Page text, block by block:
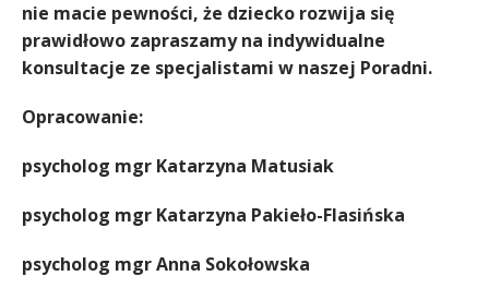
nie macie pewności, że dziecko rozwija się
prawidłowo zapraszamy na indywidualne
konsultacje ze specjalistami w naszej Poradni.
Opracowanie:
psycholog mgr Katarzyna Matusiak
psycholog mgr Katarzyna Pakieło-Flasińska
psycholog mgr Anna Sokołowska